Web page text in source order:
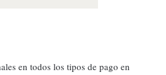
en todos los tipos de pago en